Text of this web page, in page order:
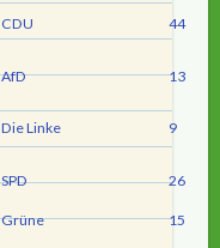
CDU 44
AfD 13
Die Linke 9
SPD 26
Grüne 15